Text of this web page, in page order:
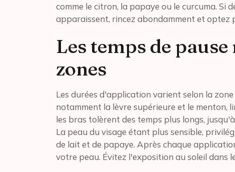
comme le citron, la papaye ou le curcuma. Si
apparaissent, rincez abondamment et optez
Les temps de
zones
Les durées d'application varient selon la
notamment la lèvre supérieure et le menton,
les bras tolèrent des temps plus longs,
La peau du visage étant plus sensible,
de lait et de papaye. Après chaque
votre peau. Évitez l'exposition au soleil dans